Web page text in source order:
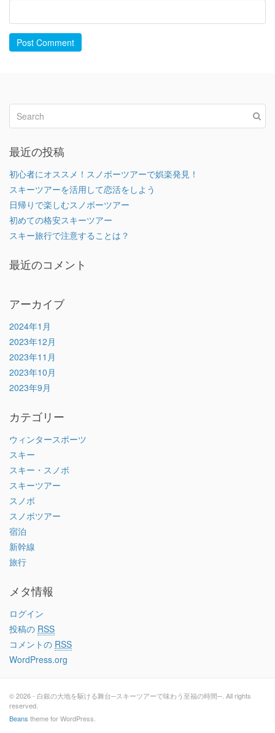
Post Comment
最近の投稿
初心者にオススメ！スノボーツアーで娯楽発見！
スキーツアーを活用して恋活をしよう
日帰りで楽しむスノボーツアー
初めての格安スキーツアー
スキー旅行で注意することは？
最近のコメント
アーカイブ
2024年1月
2023年12月
2023年11月
2023年10月
2023年9月
カテゴリー
ウィンタースポーツ
スキー
スキー・スノボ
スキーツアー
スノボ
スノボツアー
宿泊
新幹線
旅行
メタ情報
ログイン
投稿の RSS
コメントの RSS
WordPress.org
© 2026 - 白銀の大地を駆ける舞台─スキーツアーで味わう至福の時間─. All rights
reserved.
Beans theme for WordPress.